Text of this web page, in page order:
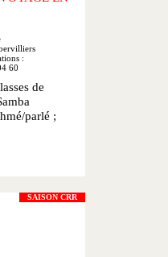
:
60
de
parlé ;
SAISON CRR